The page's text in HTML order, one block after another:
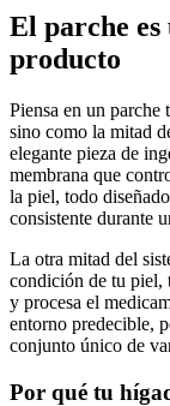
El parche es
producto
Piensa en un parche
sino como la mitad
elegante pieza de
membrana que
la piel, todo
consistente durante
La otra mitad del
condición de tu piel,
y procesa el
entorno predecible,
conjunto único de
Por qué tu